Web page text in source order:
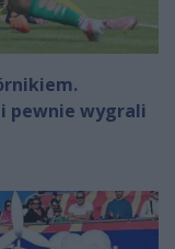
pewnie wygrali